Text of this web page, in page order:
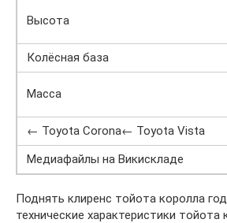
Высота
Колёсная база
Масса
← Toyota Corona← Toyota Vista
Медиафайлы на Викискладе
Поднять клиренс тойота королла
технические характеристики тойота